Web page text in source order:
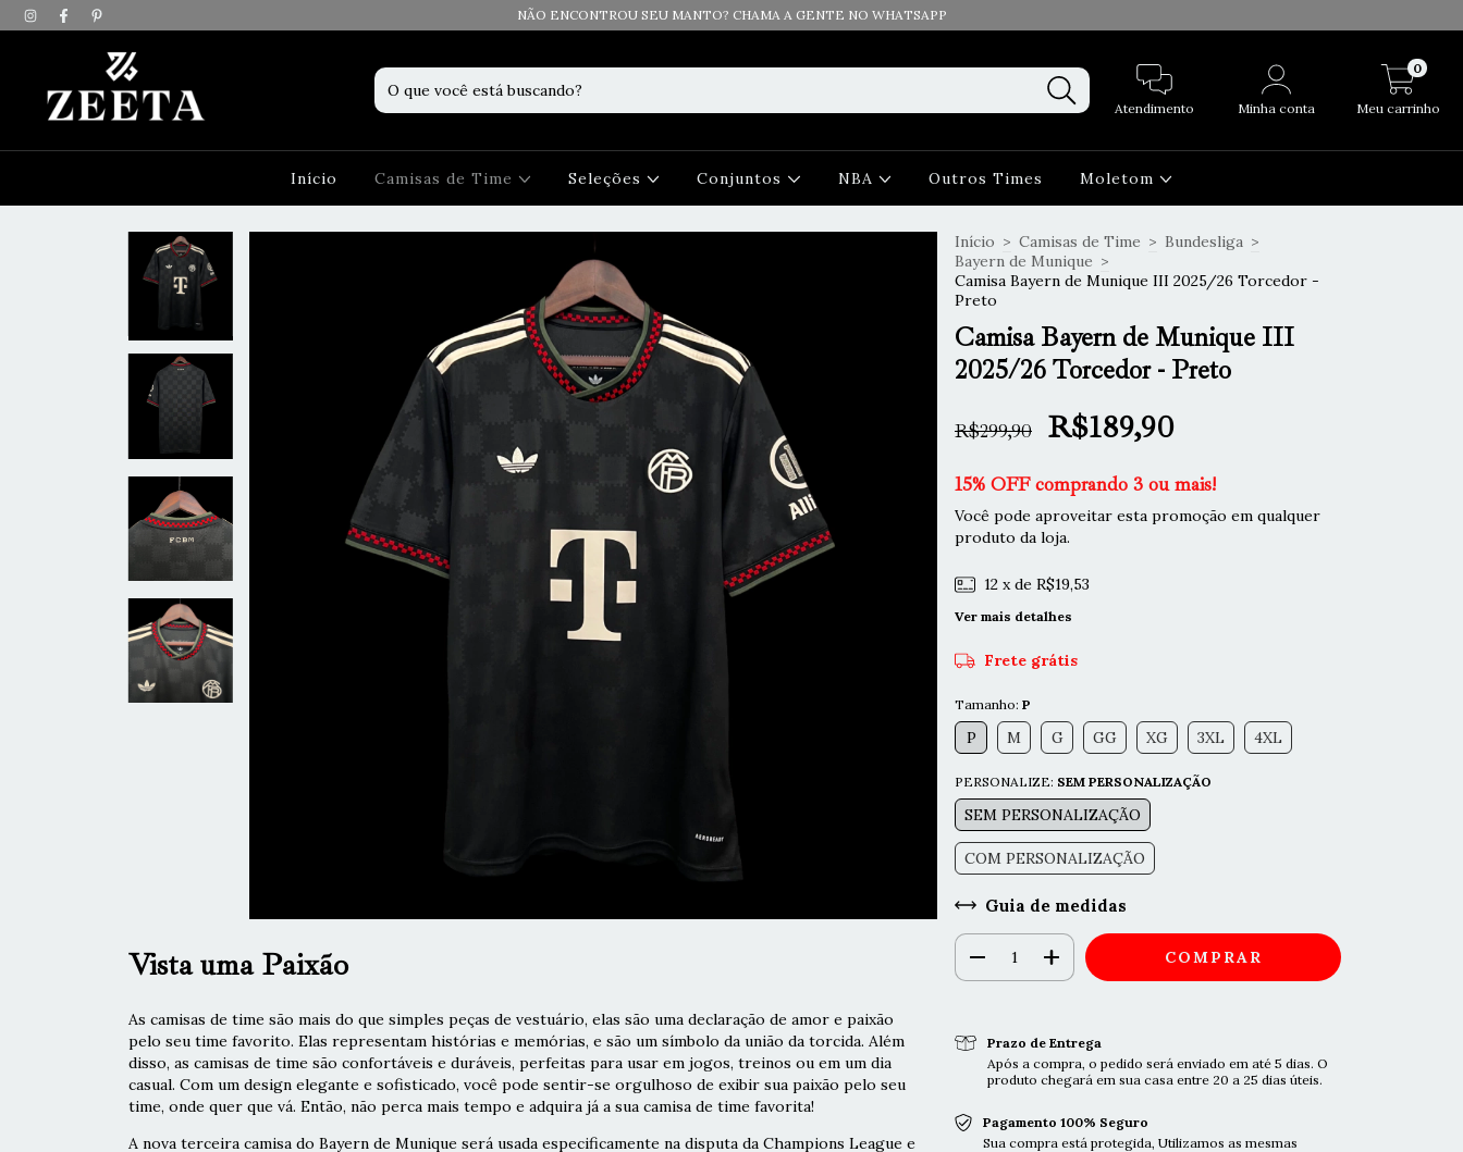
NÃO ENCONTROU SEU MANTO? CHAMA A GENTE NO WHATSAPP
Atendimento Minha conta Meu carrinho
0
Início Camisas de Time Seleções Conjuntos NBA Outros Times Moletom
Vista uma Paixão
As camisas de time são mais do que simples peças de vestuário, elas são uma declaração de amor e paixão
pelo seu time favorito. Elas representam histórias e memórias, e são um símbolo da união da torcida. Além
disso, as camisas de time são confortáveis e duráveis, perfeitas para usar em jogos, treinos ou em um dia
casual. Com um design elegante e sofisticado, você pode sentir-se orgulhoso de exibir sua paixão pelo seu
time, onde quer que vá. Então, não perca mais tempo e adquira já a sua camisa de time favorita!
A nova terceira camisa do Bayern de Munique será usada especificamente na disputa da Champions League e
Início > Camisas de Time > Bundesliga >
Bayern de Munique >
Camisa Bayern de Munique III 2025/26 Torcedor -
Preto
Camisa Bayern de Munique III
2025/26 Torcedor - Preto
R$299,90 R$189,90
15% OFF comprando 3 ou mais!
Você pode aproveitar esta promoção em qualquer
produto da loja.
12 x de R$19,53
Ver mais detalhes
Frete grátis
Tamanho: P
P M G GG XG 3XL 4XL
PERSONALIZE: SEM PERSONALIZAÇÃO
SEM PERSONALIZAÇÃO
COM PERSONALIZAÇÃO
Guia de medidas
Prazo de Entrega
Após a compra, o pedido será enviado em até 5 dias. O
produto chegará em sua casa entre 20 a 25 dias úteis.
Pagamento 100% Seguro
Sua compra está protegida, Utilizamos as mesmas